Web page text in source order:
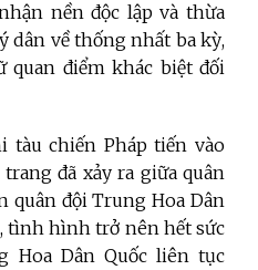
nền độc lập và thừa
dân về thống nhất ba kỳ,
quan điểm khác biệt đối
tàu chiến Pháp tiến vào
đã xảy ra giữa quân
quân đội Trung Hoa Dân
tình hình trở nên hết sức
Hoa Dân Quốc liên tục